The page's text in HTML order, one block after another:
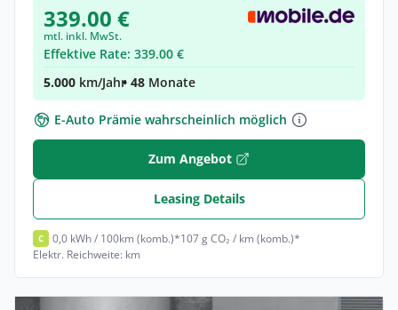
339.00 €
mtl. inkl. MwSt.
Effektive Rate: 339.00 €
5.000 km/Jahr• 48 Monate
E-Auto Prämie wahrscheinlich möglich
Zum Angebot
Leasing Details
C 0,0 kWh / 100km (komb.)*107 g CO₂ / km (komb.)*
Elektr. Reichweite: km